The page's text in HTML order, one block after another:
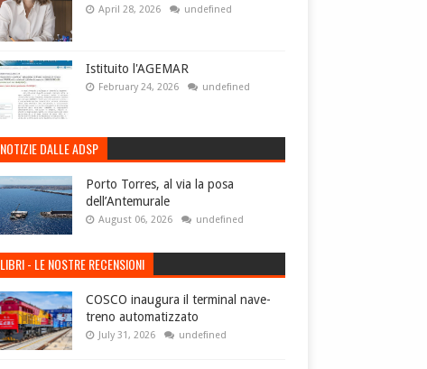
April 28, 2026 undefined
Istituito l'AGEMAR
February 24, 2026 undefined
NOTIZIE DALLE ADSP
Porto Torres, al via la posa
dell’Antemurale
August 06, 2026 undefined
LIBRI - LE NOSTRE RECENSIONI
COSCO inaugura il terminal nave-
treno automatizzato
July 31, 2026 undefined